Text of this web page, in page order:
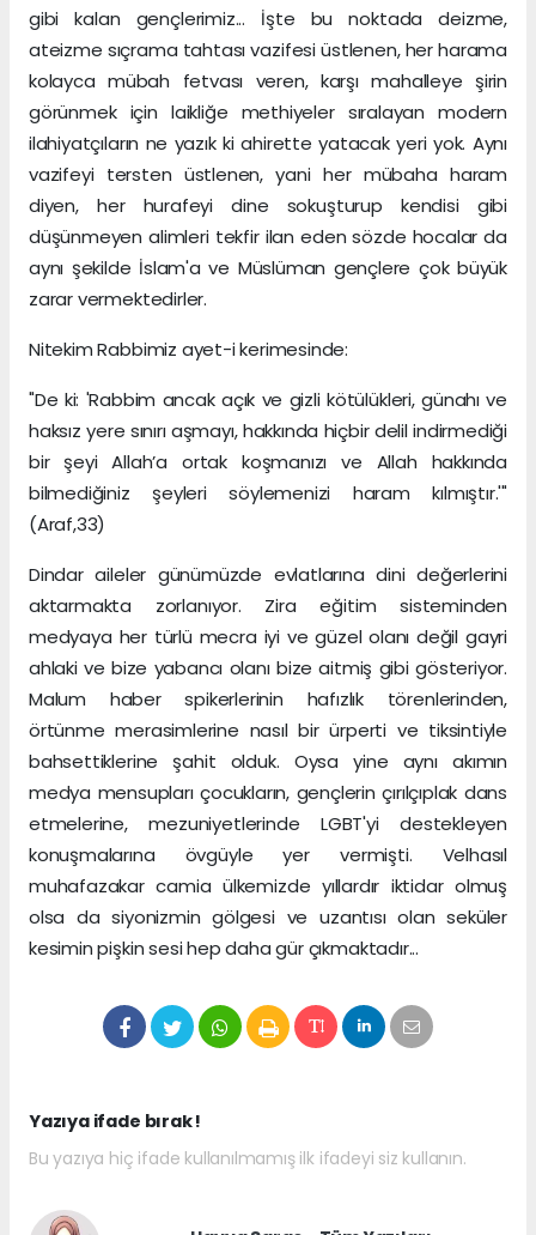
gibi kalan gençlerimiz... İşte bu noktada deizme,
ateizme sıçrama tahtası vazifesi üstlenen, her harama
kolayca mübah fetvası veren, karşı mahalleye şirin
görünmek için laikliğe methiyeler sıralayan modern
ilahiyatçıların ne yazık ki ahirette yatacak yeri yok. Aynı
vazifeyi tersten üstlenen, yani her mübaha haram
diyen, her hurafeyi dine sokuşturup kendisi gibi
düşünmeyen alimleri tekfir ilan eden sözde hocalar da
aynı şekilde İslam'a ve Müslüman gençlere çok büyük
zarar vermektedirler.
Nitekim Rabbimiz ayet-i kerimesinde:
"De ki: 'Rabbim ancak açık ve gizli kötülükleri, günahı ve
haksız yere sınırı aşmayı, hakkında hiçbir delil indirmediği
bir şeyi Allah’a ortak koşmanızı ve Allah hakkında
bilmediğiniz şeyleri söylemenizi haram kılmıştır.'"
(Araf,33)
Dindar aileler günümüzde evlatlarına dini değerlerini
aktarmakta zorlanıyor. Zira eğitim sisteminden
medyaya her türlü mecra iyi ve güzel olanı değil gayri
ahlaki ve bize yabancı olanı bize aitmiş gibi gösteriyor.
Malum haber spikerlerinin hafızlık törenlerinden,
örtünme merasimlerine nasıl bir ürperti ve tiksintiyle
bahsettiklerine şahit olduk. Oysa yine aynı akımın
medya mensupları çocukların, gençlerin çırılçıplak dans
etmelerine, mezuniyetlerinde LGBT'yi destekleyen
konuşmalarına övgüyle yer vermişti. Velhasıl
muhafazakar camia ülkemizde yıllardır iktidar olmuş
olsa da siyonizmin gölgesi ve uzantısı olan seküler
kesimin pişkin sesi hep daha gür çıkmaktadır...
Yazıya ifade bırak !
Bu yazıya hiç ifade kullanılmamış ilk ifadeyi siz kullanın.